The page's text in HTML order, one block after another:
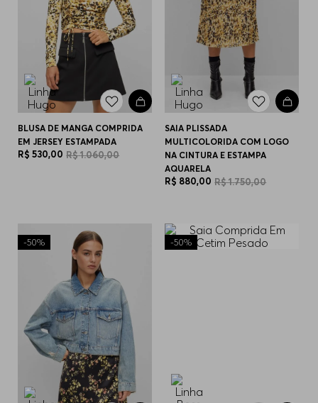
BLUSA DE MANGA COMPRIDA
EM JERSEY ESTAMPADA
R$ 530,00 R$1.060,00
SAIA PLISSADA
MULTICOLORIDA COM LOGO
NA CINTURA E ESTAMPA
AQUARELA
R$ 880,00 R$1.750,00
-50% -50%